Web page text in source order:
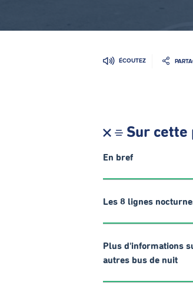
ÉCOUTEZ
Sur cette
En bref
Les 8 lignes
Plus d'informations
autres bus de nuit